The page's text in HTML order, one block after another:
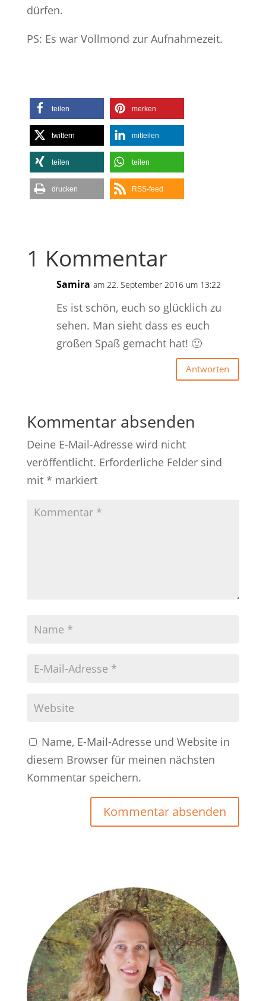
dürfen.
PS: Es war Vollmond zur Aufnahmezeit.
teilen merken
twittern mitteilen
teilen teilen
drucken RSS-feed
1 Kommentar
Samira am 22. September 2016 um 13:22
Es ist schön, euch so glücklich zu
sehen. Man sieht dass es euch
großen Spaß gemacht hat! 🙂
Antworten
Kommentar absenden
Deine E-Mail-Adresse wird nicht
veröffentlicht. Erforderliche Felder sind
mit * markiert
Name, E-Mail-Adresse und Website in
diesem Browser für meinen nächsten
Kommentar speichern.